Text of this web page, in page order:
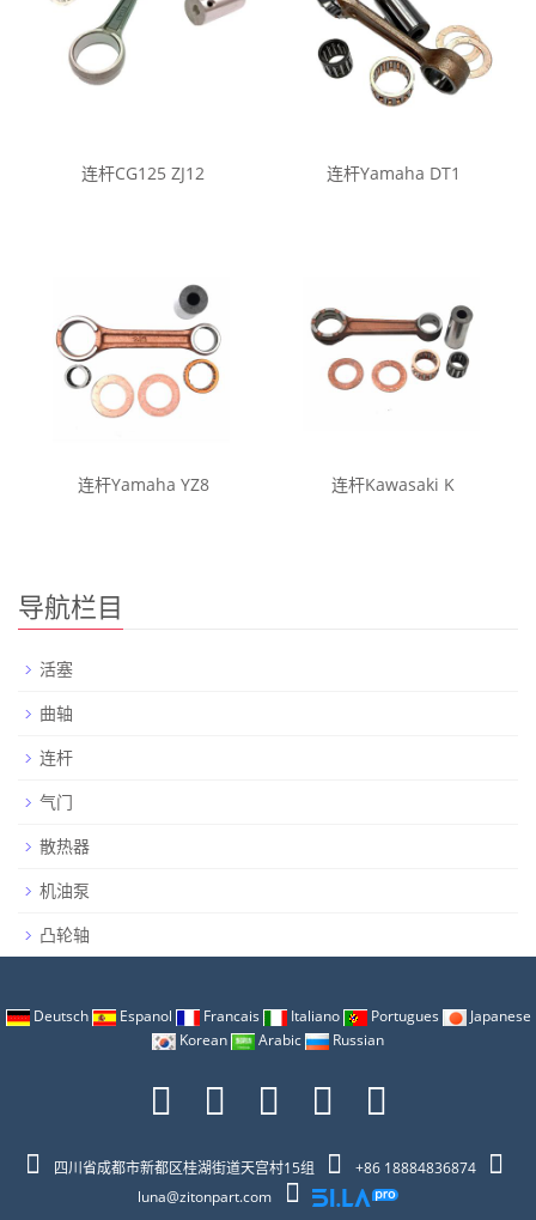
连杆CG125 ZJ12 连杆Yamaha DT1
连杆Yamaha YZ8 连杆Kawasaki K
导航栏目
活塞
曲轴
连杆
气门
散热器
机油泵
凸轮轴
Deutsch Espanol Francais Italiano Portugues
Japanese
Korean
Arabic Russian
四川省成都市新都区桂湖街道天宫村15组
+86 18884836874
luna@zitonpart.com